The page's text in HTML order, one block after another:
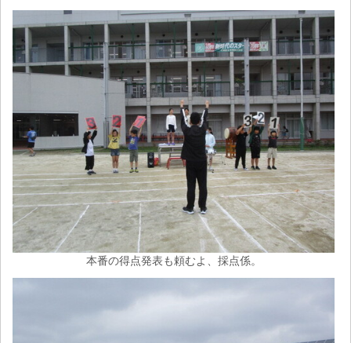
本番の得点発表も頼むよ、採点係。